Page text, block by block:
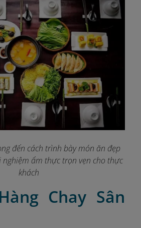
đến cách trình bày món ăn đẹp
ẩm thực trọn vẹn cho thực
khách
Chay Sân